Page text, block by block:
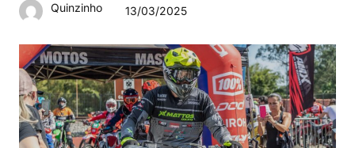
Quinzinho 13/03/2025